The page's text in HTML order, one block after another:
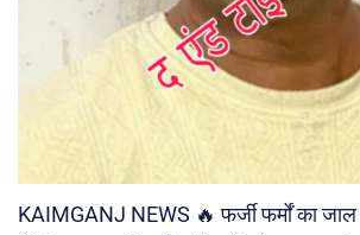
KAIMGANJ NEWS 🔥 फर्जी फर्मों का